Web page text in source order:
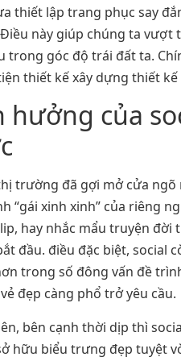
thiết lập trang phục say
này giúp chúng ta vượt
trong góc độ trái đất ta.
thiết kế xây dựng thiết
hưởng của
trường đã gợi mở cửa
“gái xinh xinh” của riêng
hay nhắc mẩu truyện
đầu. điều đặc biệt, social
trong số đông vấn đề
đẹp càng phổ trở yêu cầu.
bên cạnh thời dịp thì
hữu biểu trưng đẹp tuyệt